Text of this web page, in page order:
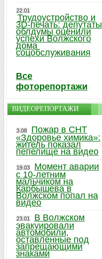
22.01
Трудоустройство и
3D-печать: депутаты
облдумы оценили
успехи Волжского
дома
соцобслуживания
Все
фоторепортажи
ВИДЕОРЕПОРТАЖИ
3.08
Пожар в СНТ
«Здоровье химика»:
житель показал
пепелище на видео
19.03
Момент аварии
с 10-летним
мальчиком на
Карбышева в
Волжском попал на
видео
23.01
В Волжском
эвакуировали
автомобили,
оставленные под
запрещающими
знаками